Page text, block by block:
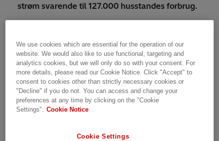
strøm svarende til 127.000 husstandes forbrug.
halvdelen af energiproduktionen sælges til
modevirksomheden Bestseller, som dermed får
dækket hele deres energibehov fra
solpanelerne. Det reducerer ganske drastisk
det CO2-aftryk, som virksomheden afsætter i
forbindelse med produktionen af tøjmærker
som Jack & Jones, Vero Moda og Vila.
Hurtigt og pladsbesparende
We use cookies which are essential for the operation of our
website. We would also like to use functional, targeting and
analytics cookies, but we will only do so with your consent. For
more details, please read our Cookie Notice. Click "Accept" to
consent to cookies other than strictly necessary cookies or
"Decline" if you do not. You can access and change your
preferences at any time by clicking on the "Cookie
Settings".
Cookie Notice
Cookie Settings